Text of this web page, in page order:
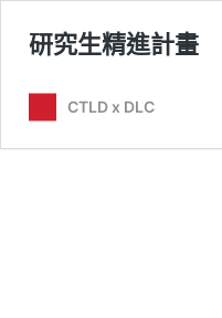
研究生精進計畫
CTLD x DLC